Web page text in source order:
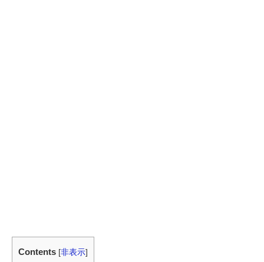
Contents [非表示]